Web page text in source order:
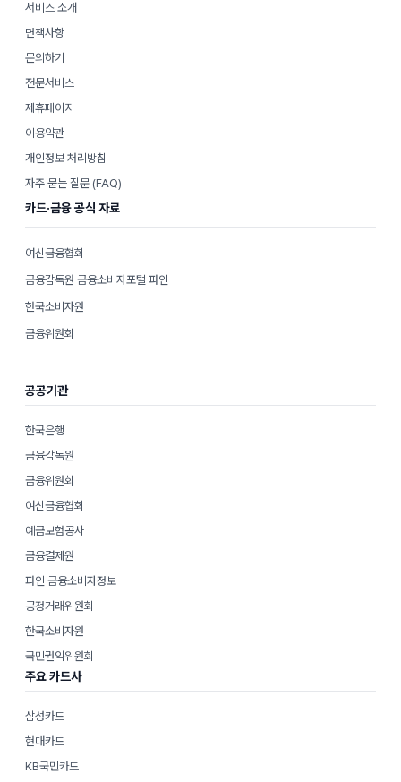
서비스 소개
면책사항
문의하기
전문서비스
제휴페이지
이용약관
개인정보 처리방침
자주 묻는 질문 (FAQ)
카드·금융 공식 자료
여신금융협회
금융감독원 금융소비자포털 파인
한국소비자원
금융위원회
공공기관
한국은행
금융감독원
금융위원회
여신금융협회
예금보험공사
금융결제원
파인 금융소비자정보
공정거래위원회
한국소비자원
국민권익위원회
주요 카드사
삼성카드
현대카드
KB국민카드